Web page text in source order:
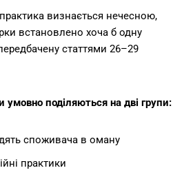
визнається нечесною,
встановлено хоча б одну
статтями 26–29
умовно поділяються на дві групи:
споживача в оману
практики